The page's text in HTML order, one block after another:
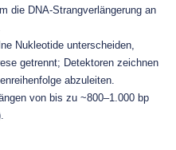
die DNA-Strangverlängerung an
Nukleotide unterscheiden,
getrennt; Detektoren zeichnen
abzuleiten.
von bis zu ~800–1.000 bp